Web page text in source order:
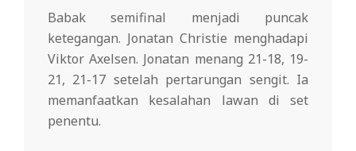
Babak semifinal menjadi puncak
ketegangan. Jonatan Christie menghadapi
Viktor Axelsen. Jonatan menang 21-18, 19-
21, 21-17 setelah pertarungan sengit. Ia
memanfaatkan kesalahan lawan di set
penentu.